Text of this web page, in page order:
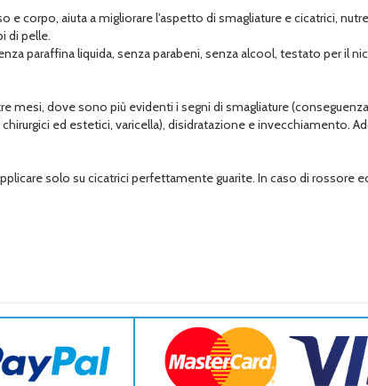
corpo, aiuta a migliorare l'aspetto di smagliature e cicatrici,
di pelle.
paraffina liquida, senza parabeni, senza alcool, testato per il
mesi, dove sono più evidenti i segni di smagliature
ed estetici, varicella), disidratazione e invecchiamento.
solo su cicatrici perfettamente guarite. In caso di